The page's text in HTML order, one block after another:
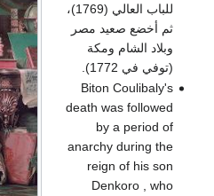
للباب العالي (1769)،
ثم أخضع صعيد مصر
وبلاد الشام ومكة
(توفي في 1772).
Biton Coulibaly's
death was followed
by a period of
anarchy during the
reign of his son
Denkoro , who